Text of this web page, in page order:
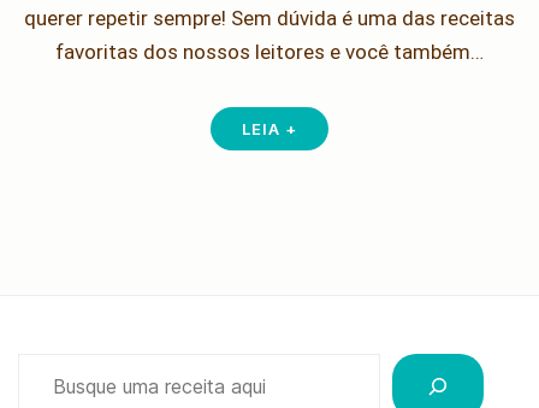
querer repetir sempre! Sem dúvida é uma das receitas
favoritas dos nossos leitores e você também…
LEIA +